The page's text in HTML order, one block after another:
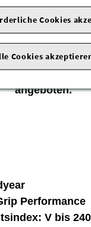
von Goodyear!
auf
daher leichte
werden als
angeboten.
Performance
V bis
Cookies
Cookies